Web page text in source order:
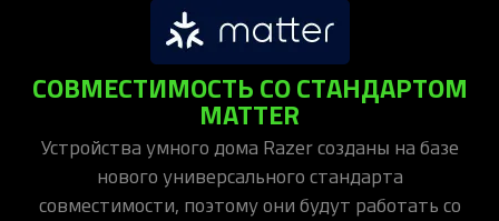
СОВМЕСТИМОСТЬ СО СТАНДАРТОМ
MATTER
Устройства умного дома Razer созданы на базе
нового универсального стандарта
совместимости, поэтому они будут работать со